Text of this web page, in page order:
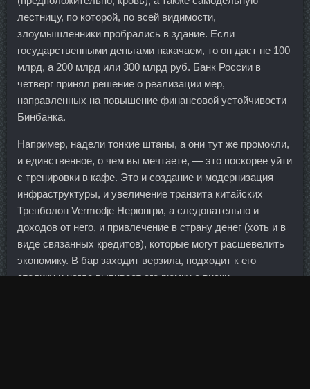
лестницу, по которой, по всей видимости,
злоумышленники пробрались в здание. Если
государственными деньгами накачаем, то он даст не 100
млрд, а 200 млрд или 300 млрд руб. Банк России в
четверг принял решение о реализации мер,
направленных на повышение финансовой устойчивости
Бинбанка.
Например, надели тонкие штаны, а они тут же промокли,
и единственное, о чем вы мечтаете, — это поскорее уйти
с тренировки в кафе. Это и создание и модернизация
инфраструктуры, и увеличение транзита китайских
Тренболон Vermodje Нерюнгри, а следовательно и
доходов от него, и привлечение в страну денег (хоть и в
виде связанных кредитов), которые могут расшевелить
экономику. В бар заходит верзила, подходит к его
столику и нагло выпивает его рюмку с виски.